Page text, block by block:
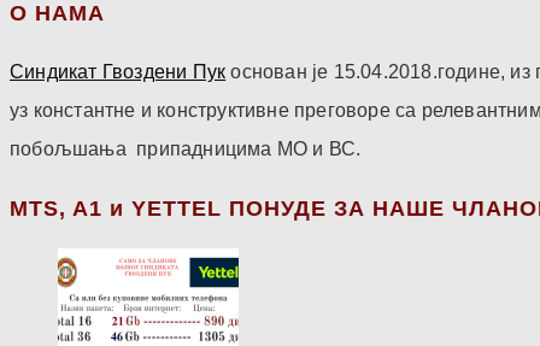
О НАМА
Синдикат Гвоздени Пук основан је 15.04.2018.године,
уз константне и конструктивне преговоре са
побољшања припадницима МО и ВС.
МТS, A1 и YETTEL ПОНУДЕ ЗА НАШЕ